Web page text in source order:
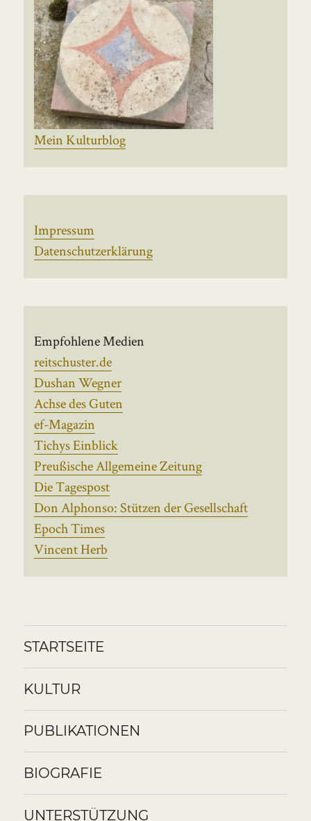
Mein Kulturblog
Impressum
Datenschutzerklärung
Empfohlene Medien
reitschuster.de
Dushan Wegner
Achse des Guten
ef-Magazin
Tichys Einblick
Preußische Allgemeine Zeitung
Die Tagespost
Don Alphonso: Stützen der Gesellschaft
Epoch Times
Vincent Herb
STARTSEITE
KULTUR
PUBLIKATIONEN
BIOGRAFIE
UNTERSTÜTZUNG